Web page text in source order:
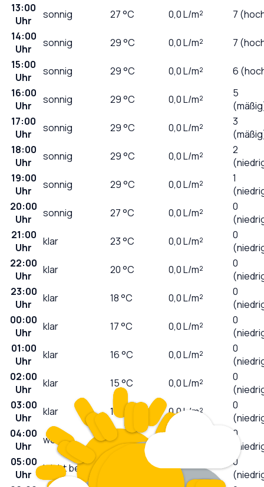
13:00
Uhr
sonnig 27°C 0,0L/m²
7
14:00
Uhr
sonnig 29°C 0,0L/m²
7
15:00
Uhr
sonnig 29°C 0,0L/m²
6
16:00
Uhr
sonnig 29°C 0,0L/m²
5
17:00
Uhr
sonnig 29°C 0,0L/m²
3
18:00
Uhr
sonnig 29°C 0,0L/m²
2
19:00
Uhr
sonnig 29°C 0,0L/m²
1
20:00
Uhr
sonnig 27°C 0,0L/m²
0
21:00
Uhr
klar 23°C 0,0L/m²
0
22:00
Uhr
klar 20°C 0,0L/m²
0
23:00
Uhr
klar 18°C 0,0L/m²
0
00:00
Uhr
klar 17°C 0,0L/m²
0
01:00
Uhr
klar 16°C 0,0L/m²
0
02:00
Uhr
klar 15°C 0,0L/m²
0
03:00
Uhr
klar 14 °C 0,0L/m²
0
04:00
Uhr
wolkig 13 °C
0
05:00
Uhr
leicht bewölkt 0,0L/m²
0